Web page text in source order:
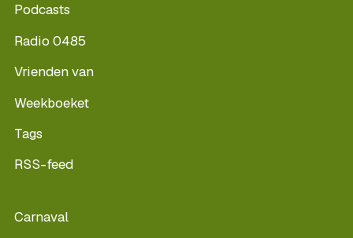
Podcasts
Radio 0485
Vrienden van
Weekboeket
Tags
RSS-feed
Carnaval